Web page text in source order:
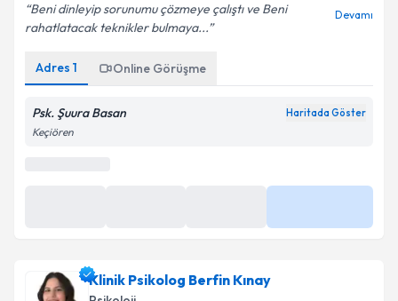
Beni dinleyip sorunumu çözmeye çalıştı ve Beni
rahatlatacak teknikler bulmaya...
Devamı
Adres 1 Online Görüşme
Psk. Şuura Basan Haritada Göster
Keçiören
Klinik Psikolog Berfin Kınay